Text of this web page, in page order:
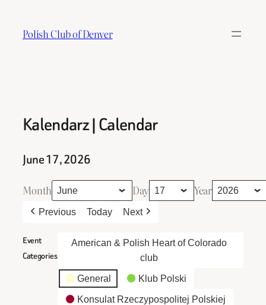
content
Polish Club of Denver
Kalendarz | Calendar
June 17, 2026
Month Day Year
Previous Today Next
Event
Categories
American & Polish Heart of Colorado
club
General Klub Polski
Konsulat Rzeczypospolitej Polskiej